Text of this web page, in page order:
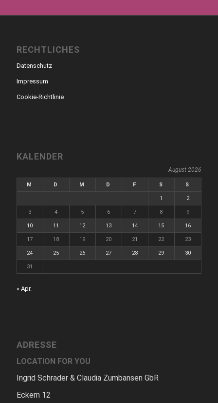
RECHTLICHES
Datenschutz
Impressum
Cookie-Richtlinie
KALENDER
August 2026
M D M D F S S
1 2
3 4 5 6 7 8 9
10 11 12 13 14 15 16
17 18 19 20 21 22 23
24 25 26 27 28 29 30
31
« Apr.
ADRESSE
LOCATION FOR YOU
Ingrid Schrader & Claudia Zumbansen GbR
Eckern 12